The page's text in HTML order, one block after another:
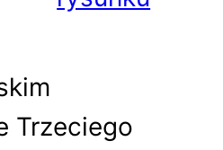
Trzeciego